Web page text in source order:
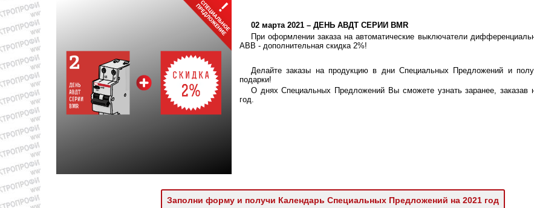
02 марта 2021 – ДЕНЬ АВДТ СЕРИИ BMR
При оформлении заказа на автоматические выключатели
ABB - дополнительная скидка 2%!
Делайте заказы на продукцию в дни Специальных Предложений и
подарки!
О днях Специальных Предложений Вы сможете узнать заранее, заказав
год.
Заполни форму и получи Календарь Специальных Предложений на 2021 год